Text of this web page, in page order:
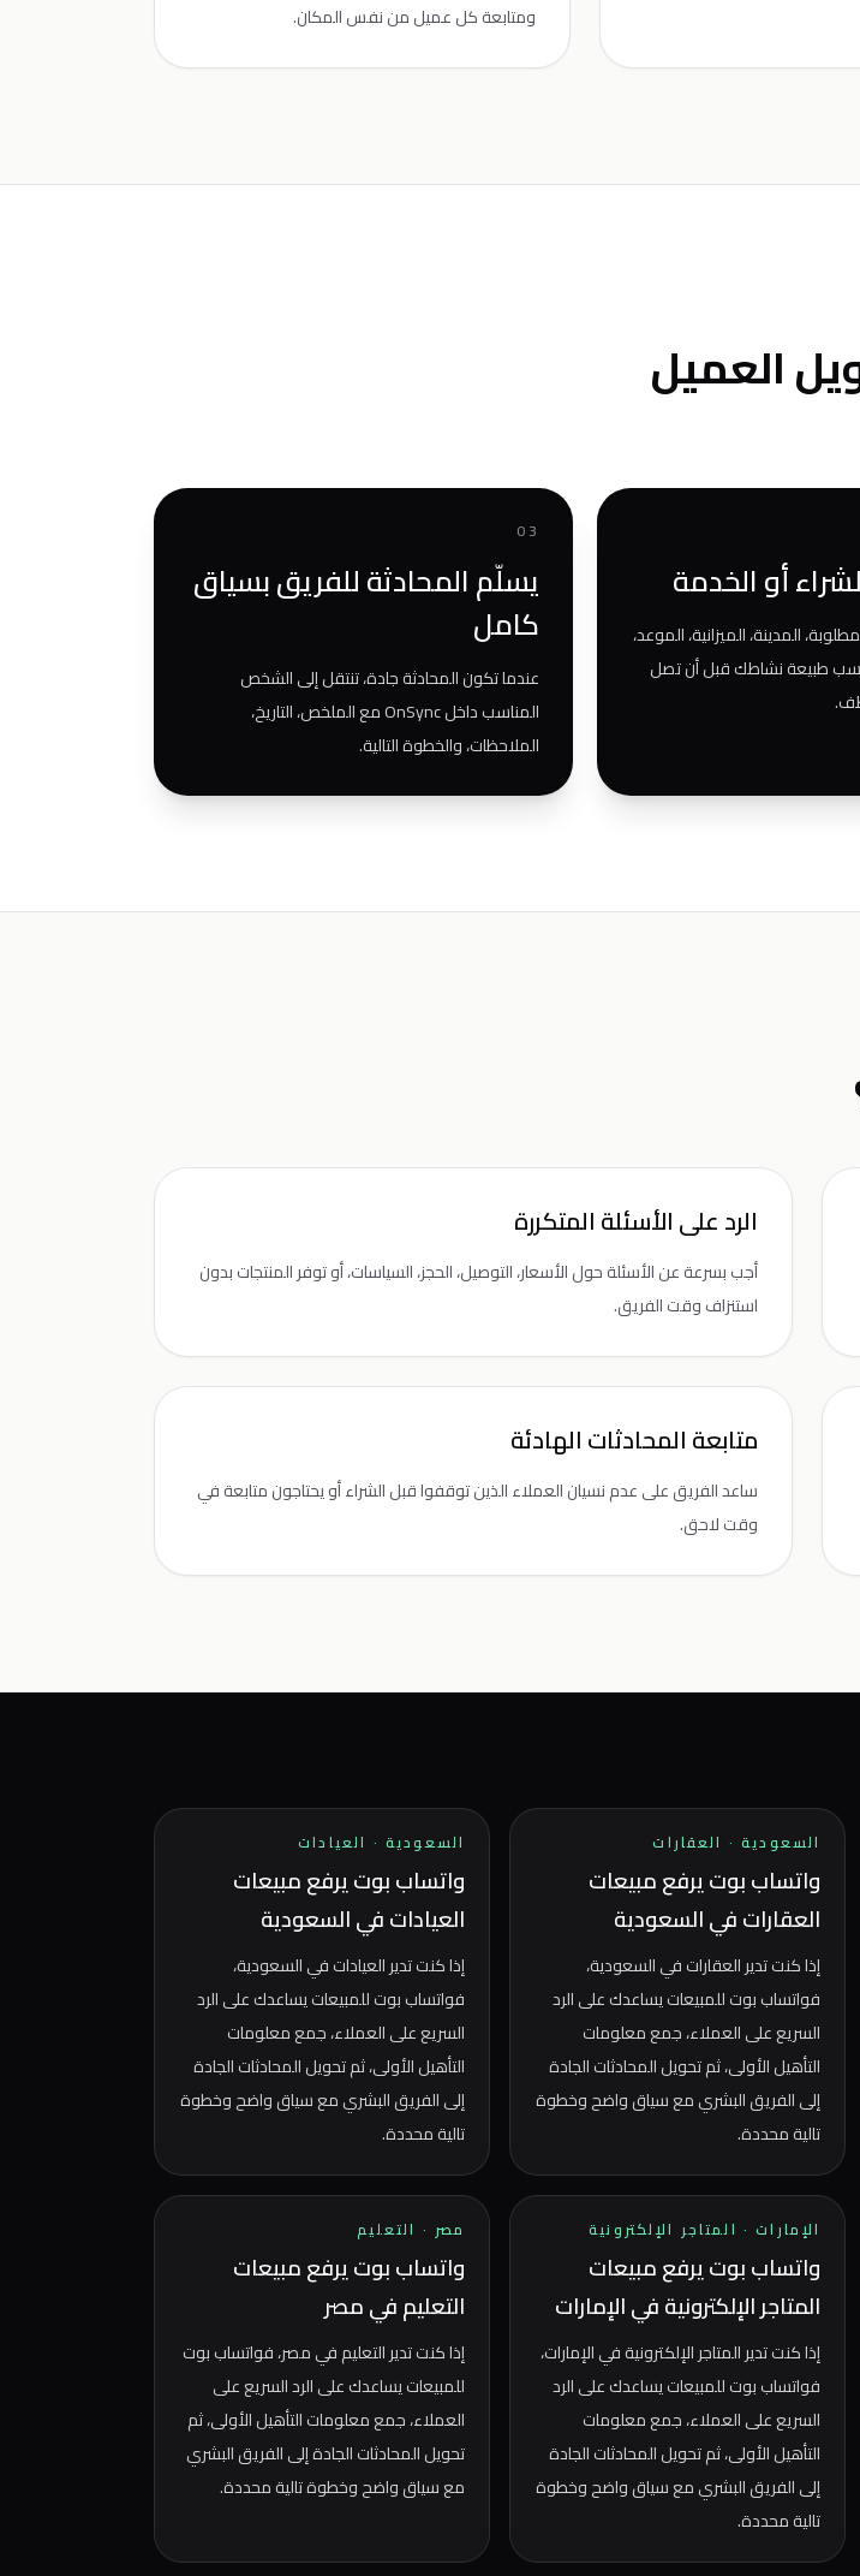
ومتابعة كل عميل من نفس المكان.
العميل
أو الخدمة
المدينة، الميزانية، الموعد،
طبيعة نشاطك قبل أن تصل
03
يسلّم المحادثة للفريق بسياق
كامل
عندما تكون المحادثة جادة، تنتقل إلى الشخص
المناسب داخل OnSync مع الملخص، التاريخ،
الملاحظات، والخطوة التالية.
الرد على الأسئلة المتكررة
أجب بسرعة عن الأسئلة حول الأسعار، التوصيل، الحجز، السياسات، أو توفر المنتجات بدون
استنزاف وقت الفريق.
متابعة المحادثات الهادئة
ساعد الفريق على عدم نسيان العملاء الذين توقفوا قبل الشراء أو يحتاجون متابعة في
وقت لاحق.
السعودية · العقارات
واتساب بوت يرفع مبيعات
العقارات في السعودية
إذا كنت تدير العقارات في السعودية،
فواتساب بوت للمبيعات يساعدك على الرد
السريع على العملاء، جمع معلومات
التأهيل الأولى، ثم تحويل المحادثات الجادة
إلى الفريق البشري مع سياق واضح وخطوة
تالية محددة.
السعودية · العيادات
واتساب بوت يرفع مبيعات
العيادات في السعودية
إذا كنت تدير العيادات في السعودية،
فواتساب بوت للمبيعات يساعدك على الرد
السريع على العملاء، جمع معلومات
التأهيل الأولى، ثم تحويل المحادثات الجادة
إلى الفريق البشري مع سياق واضح وخطوة
تالية محددة.
الإمارات · المتاجر الإلكترونية
واتساب بوت يرفع مبيعات
المتاجر الإلكترونية في الإمارات
إذا كنت تدير المتاجر الإلكترونية في الإمارات،
فواتساب بوت للمبيعات يساعدك على الرد
السريع على العملاء، جمع معلومات
التأهيل الأولى، ثم تحويل المحادثات الجادة
إلى الفريق البشري مع سياق واضح وخطوة
تالية محددة.
مصر · التعليم
واتساب بوت يرفع مبيعات
التعليم في مصر
إذا كنت تدير التعليم في مصر، فواتساب بوت
للمبيعات يساعدك على الرد السريع على
العملاء، جمع معلومات التأهيل الأولى، ثم
تحويل المحادثات الجادة إلى الفريق البشري
مع سياق واضح وخطوة تالية محددة.